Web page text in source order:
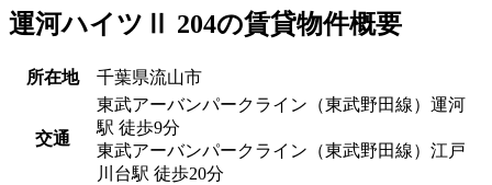
運河ハイツⅡ 204の賃貸物件概要
所在地 千葉県流山市
交通
東武アーバンパークライン（東武野田線）運河
駅 徒歩9分
東武アーバンパークライン（東武野田線）江戸
川台駅 徒歩20分